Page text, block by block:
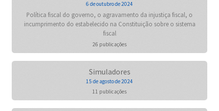
6 de outubro de 2024
Política fiscal do governo, o agravamento da injustiça fiscal, o
incumprimento do estabelecido na Constituição sobre o sistema
fiscal
26 publicações
Simuladores
15 de agosto de 2024
11 publicações